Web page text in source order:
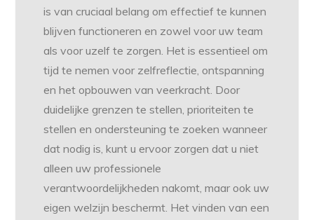
is van cruciaal belang om effectief te kunnen
blijven functioneren en zowel voor uw team
als voor uzelf te zorgen. Het is essentieel om
tijd te nemen voor zelfreflectie, ontspanning
en het opbouwen van veerkracht. Door
duidelijke grenzen te stellen, prioriteiten te
stellen en ondersteuning te zoeken wanneer
dat nodig is, kunt u ervoor zorgen dat u niet
alleen uw professionele
verantwoordelijkheden nakomt, maar ook uw
eigen welzijn beschermt. Het vinden van een